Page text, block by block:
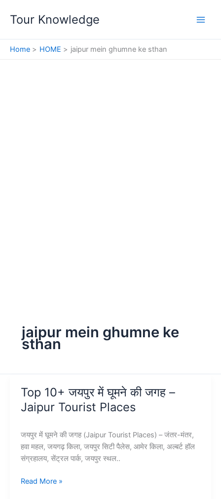
Tour Knowledge
Home HOME jaipur mein ghumne ke sthan
jaipur mein ghumne ke
sthan
Top 10+ जयपुर में घूमने की जगह –
Jaipur Tourist Places
जयपुर में घूमने की जगह (Jaipur Tourist Places) – जंतर-मंतर,
हवा महल, जयगढ़ किला, जयपुर सिटी पैलेस, आमेर किला, अल्बर्ट हॉल
संग्रहालय, सेंट्रल पार्क, जयपुर स्थल..
Top
Read More »